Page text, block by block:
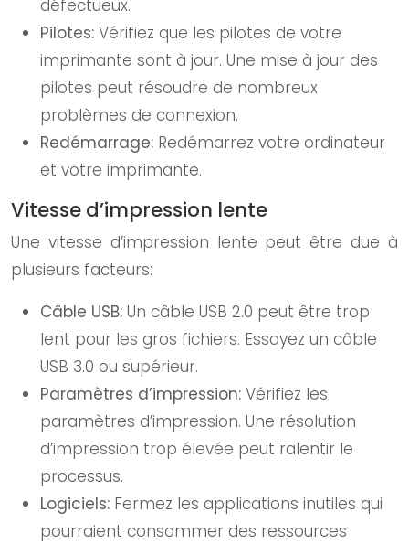
défectueux.
Pilotes: Vérifiez que les pilotes de votre
imprimante sont à jour. Une mise à jour des
pilotes peut résoudre de nombreux
problèmes de connexion.
Redémarrage: Redémarrez votre ordinateur
et votre imprimante.
Vitesse d’impression lente
Une vitesse d’impression lente peut être due à
plusieurs facteurs:
Câble USB: Un câble USB 2.0 peut être trop
lent pour les gros fichiers. Essayez un câble
USB 3.0 ou supérieur.
Paramètres d’impression: Vérifiez les
paramètres d’impression. Une résolution
d’impression trop élevée peut ralentir le
processus.
Logiciels: Fermez les applications inutiles qui
pourraient consommer des ressources